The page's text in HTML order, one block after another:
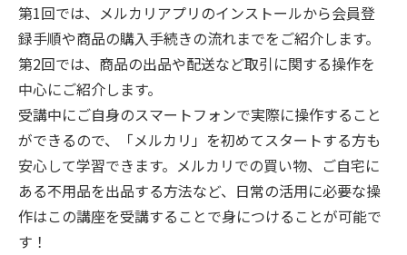
第1回では、メルカリアプリのインストールから会員登
録手順や商品の購入手続きの流れまでをご紹介します。
第2回では、商品の出品や配送など取引に関する操作を
中心にご紹介します。
受講中にご自身のスマートフォンで実際に操作すること
ができるので、「メルカリ」を初めてスタートする方も
安心して学習できます。メルカリでの買い物、ご自宅に
ある不用品を出品する方法など、日常の活用に必要な操
作はこの講座を受講することで身につけることが可能で
す！